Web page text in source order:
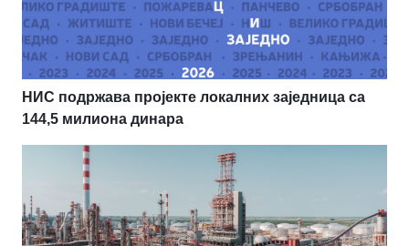
НИС подржава пројекте локалних заједница са
144,5 милиона динара